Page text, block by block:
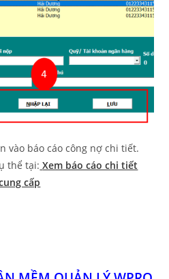
vào báo cáo công nợ chi tiết.
thể tại: Xem báo cáo chi tiết
cấp